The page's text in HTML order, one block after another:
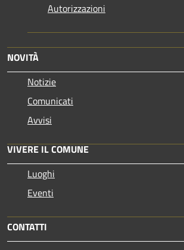
Autorizzazioni
NOVITÀ
Notizie
Comunicati
Avvisi
VIVERE IL COMUNE
Luoghi
Eventi
CONTATTI